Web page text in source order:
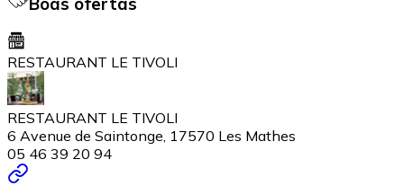
RESTAURANT LE TIVOLI
RESTAURANT LE TIVOLI
6 Avenue de Saintonge, 17570 Les Mathes
05 46 39 20 94